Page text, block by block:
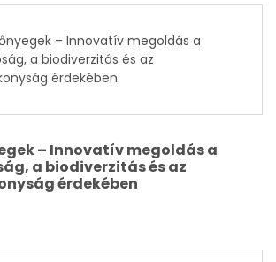
– Innovatív megoldás a
a biodiverzitás és az
érdekében